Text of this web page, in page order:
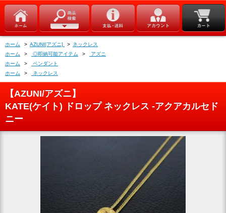
ホーム > AZUNI[アズニ] > ネックレス
ホーム
> ◎即納可能アイテム >
アズニ
ホーム
>
ペンダント
ホーム
> ネックレス
【AZUNI/アズニ】
KATE(ケイト) ドロップ ネックレス -アクアカルセド
ニー